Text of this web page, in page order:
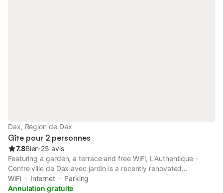
Dax, Région de Dax
Gîte pour 2 personnes
7.8Bien⋅25 avis
Featuring a garden, a terrace and free WiFi, L'Authentique -
Centre ville de Dax avec jardin is a recently renovated
apartment 1.9 km from Dax Train Station and 500 metres from
Sainte-Marie Cathedral.
WiFi Internet
Parking
Annulation gratuite